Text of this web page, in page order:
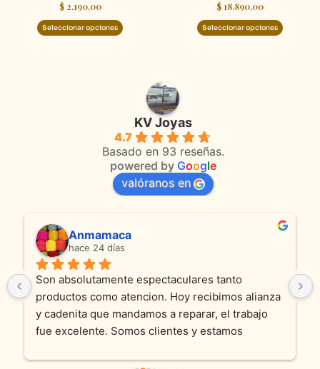
$2.190,00
Seleccionar opciones de
$ 18.890,00
Seleccionar opciones de
KV Joyas
4.7
Basado en 93 reseñas.
powered by Google
valóranos en
Anmamaca
hace 24 días
Son absolutamente espectaculares tanto
productos como atencion. Hoy recibimos alianza
y cadenita que mandamos a reparar, el trabajo
fue excelente. Somos clientes y estamos